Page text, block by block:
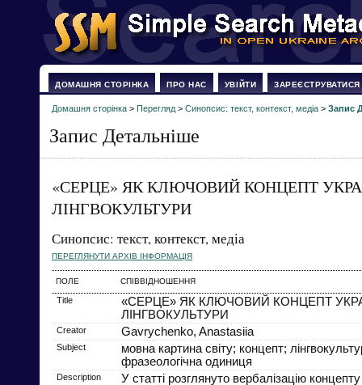
ДОМАШНЯ СТОРІНКА ПРО НАС УВІЙТИ ЗАРЕЄСТРУВАТИСЯ
Домашня сторінка > Перегляд > Синопсис: текст, контекст, медіа > Запис
Запис Детальніше
«СЕРЦЕ» ЯК КЛЮЧОВИЙ КОНЦЕПТ
ЛІНГВОКУЛЬТУРИ
Синопсис: текст, контекст, медіа
ПЕРЕГЛЯНУТИ АРХІВ ІНФОРМАЦІЯ
ПОЛЕ СПІВВІДНОШЕННЯ
Title
«СЕРЦЕ» ЯК КЛЮЧОВИЙ КОНЦЕПТ
ЛІНГВОКУЛЬТУРИ
Creator Gavrychenko, Anastasiia
Subject
мовна картина світу; концепт;
фразеологічна одиниця
Description
У статті розглянуто вербалізацію